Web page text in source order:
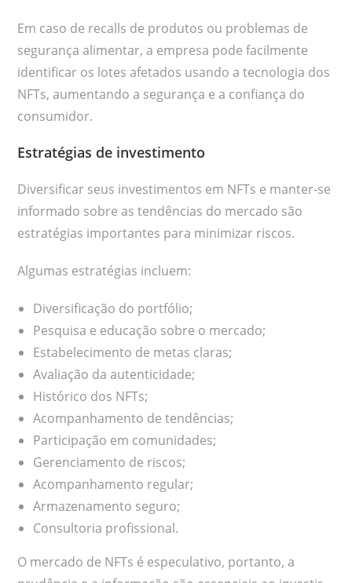
Em caso de recalls de produtos ou problemas de
segurança alimentar, a empresa pode facilmente
identificar os lotes afetados usando a tecnologia dos
NFTs, aumentando a segurança e a confiança do
consumidor.
Estratégias de investimento
Diversificar seus investimentos em NFTs e manter-se
informado sobre as tendências do mercado são
estratégias importantes para minimizar riscos.
Algumas estratégias incluem:
Diversificação do portfólio;
Pesquisa e educação sobre o mercado;
Estabelecimento de metas claras;
Avaliação da autenticidade;
Histórico dos NFTs;
Acompanhamento de tendências;
Participação em comunidades;
Gerenciamento de riscos;
Acompanhamento regular;
Armazenamento seguro;
Consultoria profissional.
O mercado de NFTs é especulativo, portanto, a